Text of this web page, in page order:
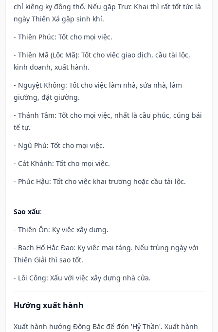
chỉ kiêng kỵ động thổ. Nếu gặp Trực Khai thì rất tốt tức là
ngày Thiên Xá gặp sinh khí.
- Thiên Phúc: Tốt cho mọi việc.
- Thiên Mã (Lộc Mã): Tốt cho việc giao dịch, cầu tài lộc,
kinh doanh, xuất hành.
- Nguyệt Không: Tốt cho việc làm nhà, sửa nhà, làm
giường, đặt giường.
- Thánh Tâm: Tốt cho mọi việc, nhất là cầu phúc, cúng bái
tế tự.
- Ngũ Phú: Tốt cho mọi việc.
- Cát Khánh: Tốt cho mọi việc.
- Phúc Hậu: Tốt cho việc khai trương hoặc cầu tài lộc.
Sao xấu:
- Thiên Ôn: Kỵ việc xây dựng.
- Bạch Hổ Hắc Đạo: Kỵ việc mai táng. Nếu trùng ngày với
Thiên Giải thì sao tốt.
- Lôi Công: Xấu với việc xây dựng nhà cửa.
Hướng xuất hành
Xuất hành hướng Đông Bắc để đón 'Hỷ Thần'. Xuất hành